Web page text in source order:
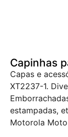
Capinhas
Capas e
XT2237-1.
estampadas,
Motorola